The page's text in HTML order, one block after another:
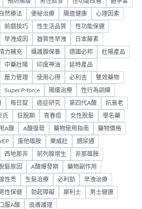
自然療法 便秘治療 腸道健康 心理因素
前戲技巧 性生活品質 性功能保健
早洩成因 器質性早洩 日本藤素
力補充 攝護腺保養 德國必邦 壯陽產品
中藥壯陽 印度神油 延時產品
壓力管理 使用心得 必利吉 雙效藥物
Super P-force 陽痿治療 性行為訓練
每日錠 癌症研究 第四代A酸 抗衰老
氏 狂脫期 青春痘 女性脫髮 學名藥
A酸 A酸復發 藥物使用指南 藥物價格
度他雄胺 樂威壯 適尿通
西地那非 前列腺增生 非那雄胺
髮原因 A酸爆發期 藥物副作用
性禿 生髮治療 必利勁 早洩治療
性保健 勃起障礙 犀利士 男士健康
口服A酸 皮膚護理